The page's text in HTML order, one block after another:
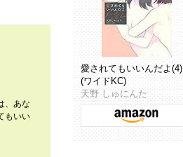
、あな
もいい
愛されてもいいんだよ(4)
(ワイドKC)
天野 しゅにんた